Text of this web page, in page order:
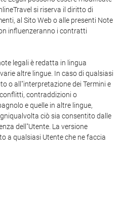
si riserva il diritto di
al Sito Web o alle presenti Note
influenzeranno i contratti
legali è redatta in lingua
altre lingue. In caso di qualsiasi
o all"interpretazione dei Termini e
contraddizioni o
e quelle in altre lingue,
ciò sia consentito dalle
dell"Utente. La versione
a qualsiasi Utente che ne faccia